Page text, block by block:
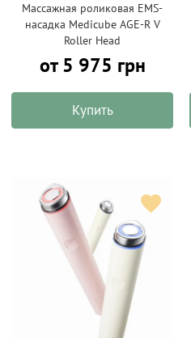
Массажная роликовая EMS-
насадка Medicube AGE-R V
Roller Head
от 5 975 грн
Купить